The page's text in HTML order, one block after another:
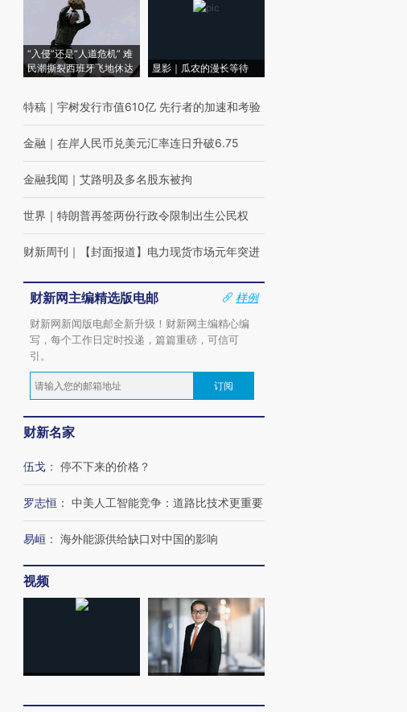
“入侵”还是“人道危机” 难
民潮撕裂西班牙飞地休达
显影｜瓜农的漫长等待
特稿 ｜ 宇树发行市值610亿 先行者的加速和考验
金融 ｜ 在岸人民币兑美元汇率连日升破6.75
金融我闻 ｜ 艾路明及多名股东被拘
世界 ｜ 特朗普再签两份行政令限制出生公民权
财新周刊 ｜ 【封面报道】电力现货市场元年突进
财新网主编精选版电邮
样例
财新网新闻版电邮全新升级！财新网主编精心编
写，每个工作日定时投递，篇篇重磅，可信可
引。
订阅
财新名家
伍戈 ： 停不下来的价格？
罗志恒 ： 中美人工智能竞争：道路比技术更重要
易峘 ： 海外能源供给缺口对中国的影响
视频